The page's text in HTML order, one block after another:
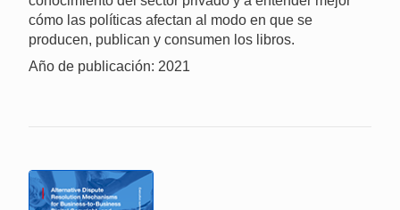
cómo las políticas afectan al modo en que se
producen, publican y consumen los libros.
Año de publicación: 2021